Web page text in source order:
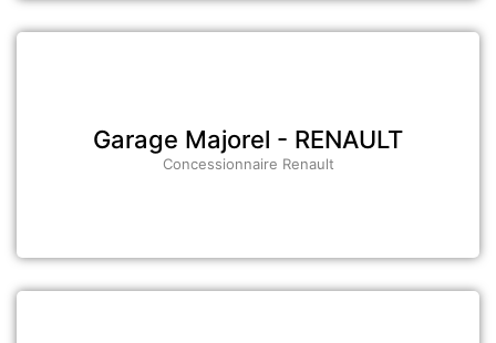
Garage Majorel - RENAULT
Concessionnaire Renault